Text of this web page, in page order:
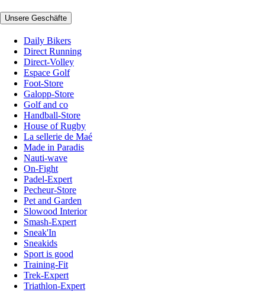
Unsere Geschäfte
Daily Bikers
Direct Running
Direct-Volley
Espace Golf
Foot-Store
Galopp-Store
Golf and co
Handball-Store
House of Rugby
La sellerie de Maé
Made in Paradis
Nauti-wave
On-Fight
Padel-Expert
Pecheur-Store
Pet and Garden
Slowood Interior
Smash-Expert
Sneak'In
Sneakids
Sport is good
Training-Fit
Trek-Expert
Triathlon-Expert